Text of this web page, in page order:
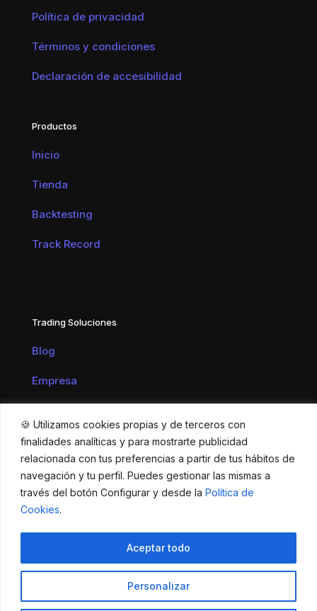
🍪 Utilizamos cookies propias y de terceros con
finalidades analíticas y para mostrarte publicidad
relacionada con tus preferencias a partir de tus hábitos de
navegación y tu perfil. Puedes gestionar las mismas a
través del botón Configurar y desde la Política de
Cookies.
Personalizar
Aceptar todo
Política de privacidad
Términos y condiciones
Declaración de accesibilidad
Productos
Inicio
Tienda
Backtesting
Track Record
Trading Soluciones
Blog
Empresa
© 2026 Trading Soluciones | Desarrollado por Zenzink
ES EN